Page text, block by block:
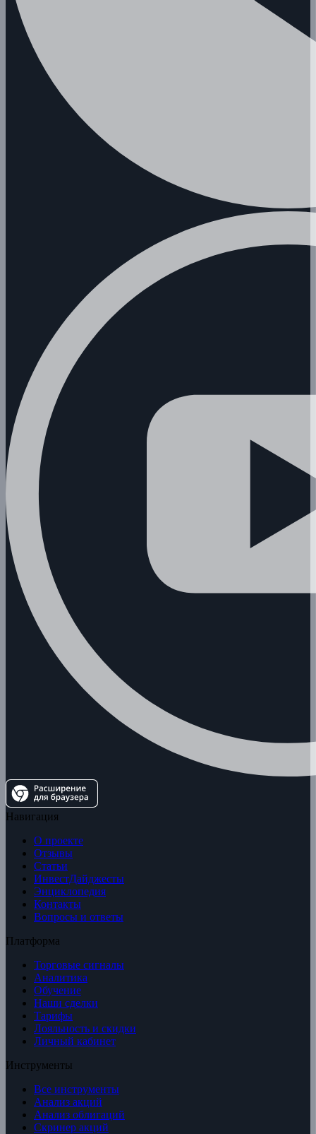
Навигация
О проекте
Отзывы
Статьи
ИнвестДайджесты
Энциклопедия
Контакты
Вопросы и ответы
Платформа
Торговые сигналы
Аналитика
Обучение
Наши сделки
Тарифы
Лояльность и скидки
Личный кабинет
Инструменты
Все инструменты
Анализ акций
Анализ облигаций
Скринер акций